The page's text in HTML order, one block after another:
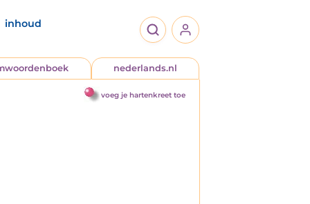
inhoud
nederlands.nl
voeg je hartenkreet toe